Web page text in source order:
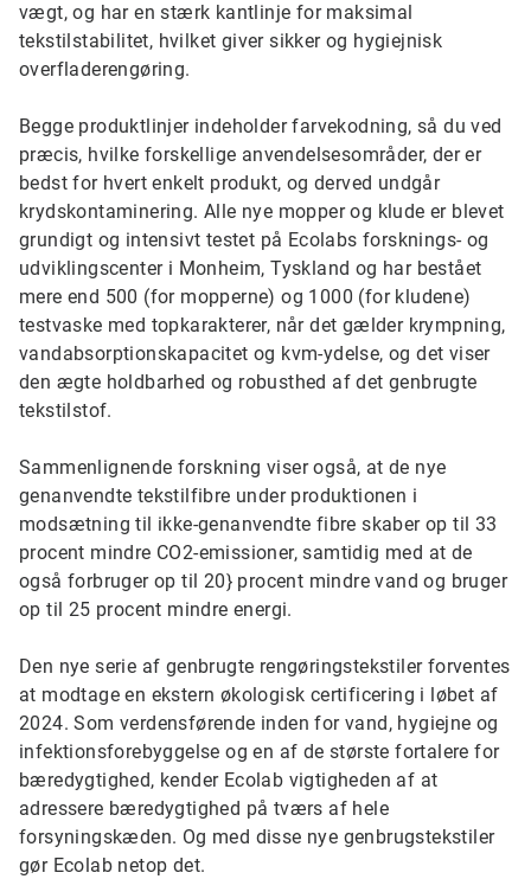
vægt, og har en stærk kantlinje for maksimal
tekstilstabilitet, hvilket giver sikker og hygiejnisk
overfladerengøring.
Begge produktlinjer indeholder farvekodning, så du ved
præcis, hvilke forskellige anvendelsesområder, der er
bedst for hvert enkelt produkt, og derved undgår
krydskontaminering. Alle nye mopper og klude er blevet
grundigt og intensivt testet på Ecolabs forsknings- og
udviklingscenter i Monheim, Tyskland og har bestået
mere end 500 (for mopperne) og 1000 (for kludene)
testvaske med topkarakterer, når det gælder krympning,
vandabsorptionskapacitet og kvm-ydelse, og det viser
den ægte holdbarhed og robusthed af det genbrugte
tekstilstof.
Sammenlignende forskning viser også, at de nye
genanvendte tekstilfibre under produktionen i
modsætning til ikke-genanvendte fibre skaber op til 33
procent mindre CO2-emissioner, samtidig med at de
også forbruger op til 20} procent mindre vand og bruger
op til 25 procent mindre energi.
Den nye serie af genbrugte rengøringstekstiler forventes
at modtage en ekstern økologisk certificering i løbet af
2024. Som verdensførende inden for vand, hygiejne og
infektionsforebyggelse og en af de største fortalere for
bæredygtighed, kender Ecolab vigtigheden af at
adressere bæredygtighed på tværs af hele
forsyningskæden. Og med disse nye genbrugstekstiler
gør Ecolab netop det.